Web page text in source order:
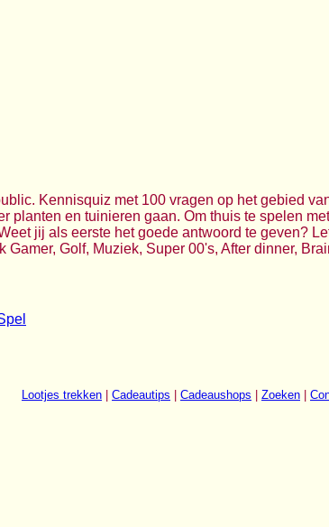
Kennisquiz met 100 vragen op het gebied
planten en tuinieren gaan. Om thuis te spelen
jij als eerste het goede antwoord te geven?
Gamer, Golf, Muziek, Super 00's, After dinner,
Lootjes trekken Cadeautips Cadeaushops Zoeken